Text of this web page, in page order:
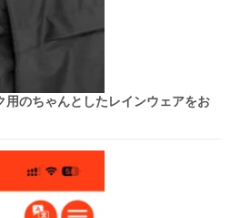
のちゃんとしたレインウェアをお